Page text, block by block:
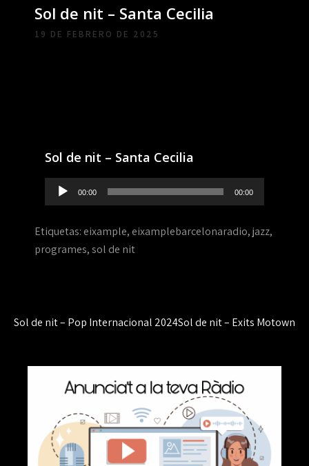
Sol de nit – Santa Cecilia
19 DE FEBRERO DE 2025
Sol de nit – Santa Cecilia
Reproductor
de
00:00 00:00
Etiquetas: eixample, eixamplebarcelonaradio,jazz,
programes,sol de nit
Navegación
entradas
Sol de nit – Pop Internacional 2024Sol de nit – Exits Motown